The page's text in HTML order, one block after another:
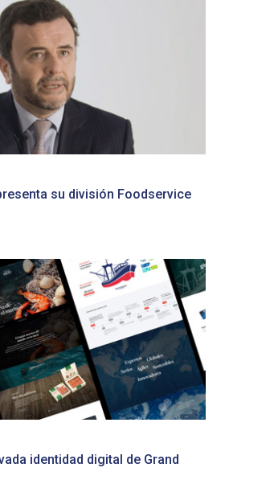
su división Foodservice
identidad digital de Grand